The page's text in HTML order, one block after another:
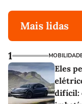
Mais lidas
1
Eles
difícil: